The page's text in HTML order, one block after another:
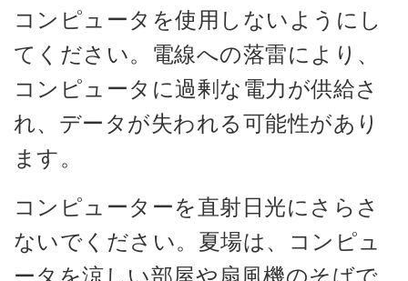
コンピュータを使用しないようにし
てください。電線への落雷により、
コンピュータに過剰な電力が供給さ
れ、データが失われる可能性があり
ます。
コンピューターを直射日光にさらさ
ないでください。夏場は、コンピュ